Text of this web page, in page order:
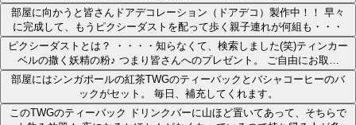
部屋に向かうと皆さんドアデコレーション（ドアデコ）製作中！！ 早々
に完成して、もうピクシーダストを配って歩く親子連れが何組も・・・
ピクシーダストとは？ ・・・・知らなくて、検索しました(笑)ティンカー
ベルの撒く妖精の粉♪ つまり皆さんへのプレゼント。 ご自由にお取…
部屋にはシンガポールの紅茶TWGのティーバックとバシャコーヒーのバ
ックがセット。 毎日、補充してくれます。
このTWGのティーバック ドリンクバーに山ほど置いてあって、そちらで